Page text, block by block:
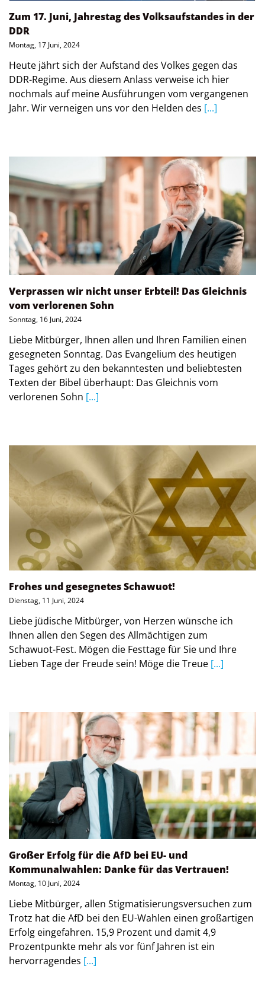
Zum 17. Juni, Jahrestag des Volksaufstandes in der
DDR
Montag, 17 Juni, 2024
Heute jährt sich der Aufstand des Volkes gegen das
DDR-Regime. Aus diesem Anlass verweise ich hier
nochmals auf meine Ausführungen vom vergangenen
Jahr. Wir verneigen uns vor den Helden des [...]
Verprassen wir nicht unser Erbteil! Das Gleichnis
vom verlorenen Sohn
Sonntag, 16 Juni, 2024
Liebe Mitbürger, Ihnen allen und Ihren Familien einen
gesegneten Sonntag. Das Evangelium des heutigen
Tages gehört zu den bekanntesten und beliebtesten
Texten der Bibel überhaupt: Das Gleichnis vom
verlorenen Sohn [...]
Frohes und gesegnetes Schawuot!
Dienstag, 11 Juni, 2024
Liebe jüdische Mitbürger, von Herzen wünsche ich
Ihnen allen den Segen des Allmächtigen zum
Schawuot-Fest. Mögen die Festtage für Sie und Ihre
Lieben Tage der Freude sein! Möge die Treue [...]
Großer Erfolg für die AfD bei EU- und
Kommunalwahlen: Danke für das Vertrauen!
Montag, 10 Juni, 2024
Liebe Mitbürger, allen Stigmatisierungsversuchen zum
Trotz hat die AfD bei den EU-Wahlen einen großartigen
Erfolg eingefahren. 15,9 Prozent und damit 4,9
Prozentpunkte mehr als vor fünf Jahren ist ein
hervorragendes [...]